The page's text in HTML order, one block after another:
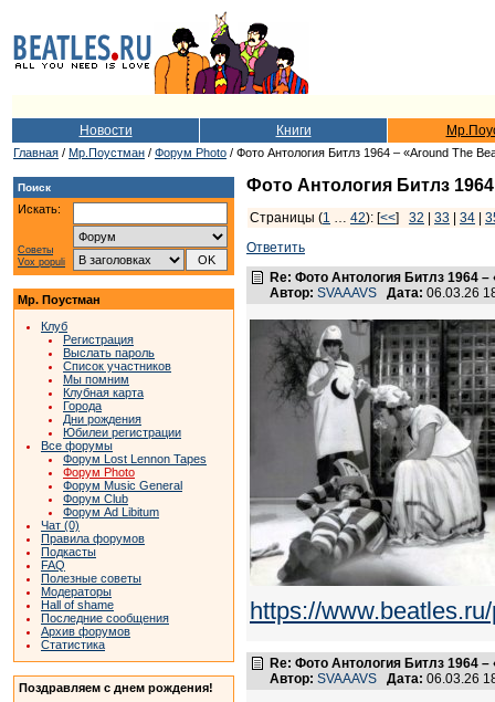
Новости Книги
Главная / Мр.Поустман / Форум Photo / Фото Антология Битлз 1964 – «Around The
Поиск
Искать:
Советы
Vox populi
Мр. Поустман
Клуб
Регистрация
Выслать пароль
Список участников
Мы помним
Клубная карта
Города
Дни рождения
Юбилеи регистрации
Все форумы
Форум Lost Lennon Tapes
Форум Photo
Форум Music General
Форум Club
Форум Ad Libitum
Чат (0)
Правила форумов
Подкасты
FAQ
Полезные советы
Модераторы
Hall of shame
Последние сообщения
Архив форумов
Статистика
Поздравляем с днем рождения!
Фото Антология Битлз
Страницы (1 … 42): [<<] 32 33 34
Ответить
Re: Фото Антология Битлз 1964
Автор: SVAAAVS Дата: 06.03.26
https://
Re: Фото Антология Битлз 1964
Автор: SVAAAVS Дата: 06.03.26